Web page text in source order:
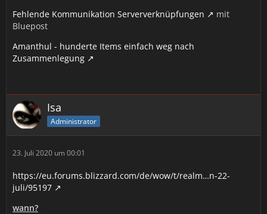
Fehlende Kommunikation Serververknüpfungen
mit
Bluepost
Amanthul - hunderte Items einfach weg nach
Zusammenlegung
Isa
Administrator
23. Juli 2020 um 00:01
https://eu.forums.blizzard.com/de/wow/t/realm…n-22-
juli/95197
wann?